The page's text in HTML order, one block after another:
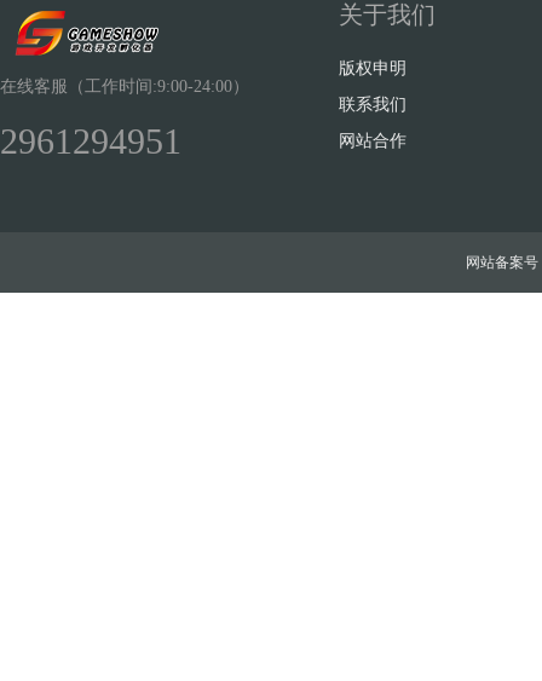
在线客服（工作时间:9:00-24:00）
2961294951
关于我们
版权申明
联系我们
网站合作
网站备案号